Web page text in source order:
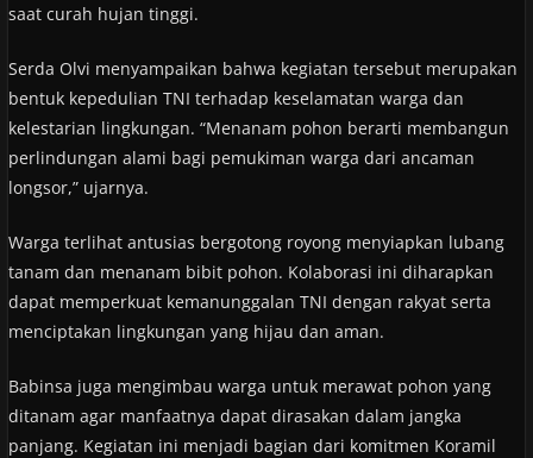
saat curah hujan tinggi.
Serda Olvi menyampaikan bahwa kegiatan tersebut merupakan
bentuk kepedulian TNI terhadap keselamatan warga dan
kelestarian lingkungan. “Menanam pohon berarti membangun
perlindungan alami bagi pemukiman warga dari ancaman
longsor,” ujarnya.
Warga terlihat antusias bergotong royong menyiapkan lubang
tanam dan menanam bibit pohon. Kolaborasi ini diharapkan
dapat memperkuat kemanunggalan TNI dengan rakyat serta
menciptakan lingkungan yang hijau dan aman.
Babinsa juga mengimbau warga untuk merawat pohon yang
ditanam agar manfaatnya dapat dirasakan dalam jangka
panjang. Kegiatan ini menjadi bagian dari komitmen Koramil